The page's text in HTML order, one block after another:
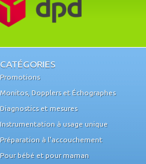
CATÉGORIES
Promotions
Monitos, Dopplers et Échographes
Diagnostics et mesures
Instrumentation à usage unique
Préparation à l'accouchement
Pour bébé et pour maman